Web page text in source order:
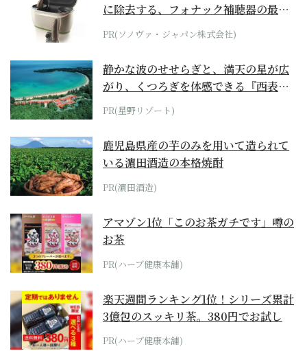
に除去する、フォナック補聴器の最上
位モデル
PR(ソノヴァ・ジャパン株式会社)
静かな波のせせらぎと、満天の星が広
がり、くつろぎを体感できる『西表島
ホテル by...
PR(星野リゾート)
鹿児島県産の芋のみを用いて造られて
いる濵田酒造の本格焼酎
PR(濵田酒造)
アマゾン1位「このお茶ガチです」噂の
お茶
PR(ハーブ健康本舗)
楽天週間ランキング1位！シリーズ累計
3億包のスッキリ茶。380円でお試し
PR(ハーブ健康本舗)